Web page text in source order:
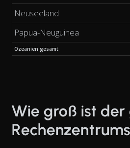
Neuseeland
Papua-Neuguinea
Ozeanien gesamt
Wie groß ist